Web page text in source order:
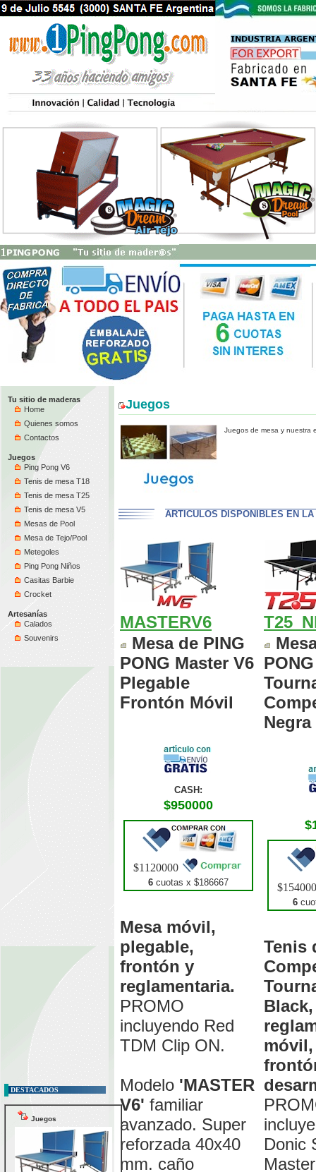
Tu sitio de maderas
Home
Quienes somos
Contactos
Juegos
Ping Pong V6
Tenis de mesa T18
Tenis de mesa T25
Tenis de mesa V5
Mesas de Pool
Mesa de Tejo/Pool
Metegoles
Ping Pong Niños
Casitas Barbie
Crocket
Artesanías
Calados
Souvenirs
DESTACADOS
Juegos
Juegos
Juegos de mesa y nuestra
ARTICULOS DISPONIBLES EN LA
MASTERV6
Mesa de PING
PONG Master V6
Plegable
Frontón Móvil
CASH:
$950000
$1120000
6 cuotas x $186667
Mesa móvil,
plegable,
frontón y
reglamentaria.
PROMO
incluyendo Red
TDM Clip ON.
Modelo 'MASTER
V6' familiar
avanzado. Super
reforzada 40x40
mm. caño
PONG
Negra
6
Tenis
Black,
Donic
Master